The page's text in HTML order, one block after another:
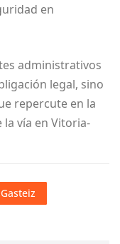
en
administrativos
legal, sino
repercute en la
vía en Vitoria-